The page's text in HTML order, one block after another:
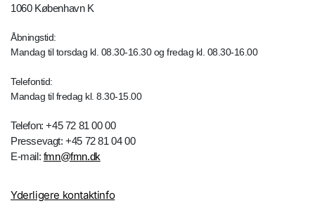
1060 København K
Åbningstid:
Mandag til torsdag kl. 08.30-16.30 og fredag kl. 08.30-16.00
Telefontid:
Mandag til fredag kl. 8.30-15.00
Telefon: +45 72 81 00 00
Pressevagt: +45 72 81 04 00
E-mail: fmn@fmn.dk
Yderligere kontaktinfo